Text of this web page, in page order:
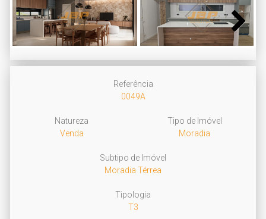
Next
Referência
0049A
Natureza
Venda
Tipo de Imóvel
Moradia
Subtipo de Imóvel
Moradia Térrea
Tipologia
T3